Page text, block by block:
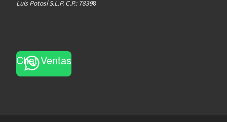
Luis Potosí S.L.P. C.P.: 78398
Chat Ventas